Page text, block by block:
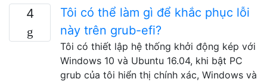
4
Tôi có thể làm gì để khắc phục lỗi
này trên grub-efi?
Tôi có thiết lập hệ thống khởi động kép với
Windows 10 và Ubuntu 16.04, khi bật PC
grub của tôi hiển thị chính xác, Windows và